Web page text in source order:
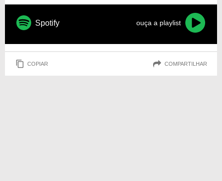
Spotify ouça a playlist
COPIAR COMPARTILHAR